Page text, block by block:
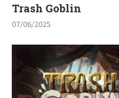
Trash Goblin
07/06/2025